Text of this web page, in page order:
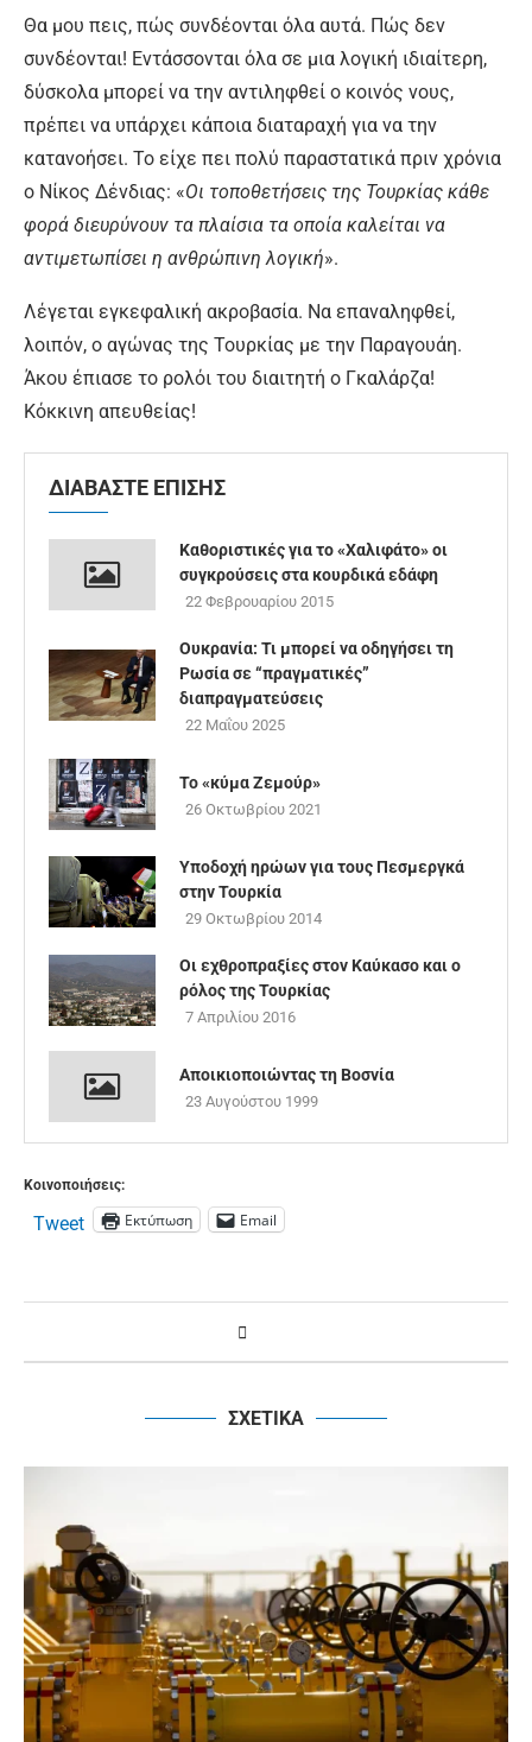
Θα μου πεις, πώς συνδέονται όλα αυτά. Πώς δεν
συνδέονται! Εντάσσονται όλα σε μια λογική ιδιαίτερη,
δύσκολα μπορεί να την αντιληφθεί ο κοινός νους,
πρέπει να υπάρχει κάποια διαταραχή για να την
κατανοήσει. Το είχε πει πολύ παραστατικά πριν χρόνια
ο Νίκος Δένδιας: «Οι τοποθετήσεις της Τουρκίας κάθε
φορά διευρύνουν τα πλαίσια τα οποία καλείται να
αντιμετωπίσει η ανθρώπινη λογική».
Λέγεται εγκεφαλική ακροβασία. Να επαναληφθεί,
λοιπόν, ο αγώνας της Τουρκίας με την Παραγουάη.
Άκου έπιασε το ρολόι του διαιτητή ο Γκαλάρζα!
Κόκκινη απευθείας!
ΔΙΑΒΑΣΤΕ ΕΠΙΣΗΣ
Καθοριστικές για το «Χαλιφάτο» οι
συγκρούσεις στα κουρδικά εδάφη
22 Φεβρουαρίου 2015
Ουκρανία: Τι μπορεί να οδηγήσει τη
Ρωσία σε “πραγματικές”
διαπραγματεύσεις
22 Μαΐου 2025
To «κύμα Ζεμούρ»
26 Οκτωβρίου 2021
Υποδοχή ηρώων για τους Πεσμεργκά
στην Τουρκία
29 Οκτωβρίου 2014
Οι εχθροπραξίες στον Καύκασο και ο
ρόλος της Τουρκίας
7 Απριλίου 2016
Αποικιοποιώντας τη Βοσνία
23 Αυγούστου 1999
Κοινοποιήσεις:
Tweet Εκτύπωση Email
ΣΧΕΤΙΚΑ